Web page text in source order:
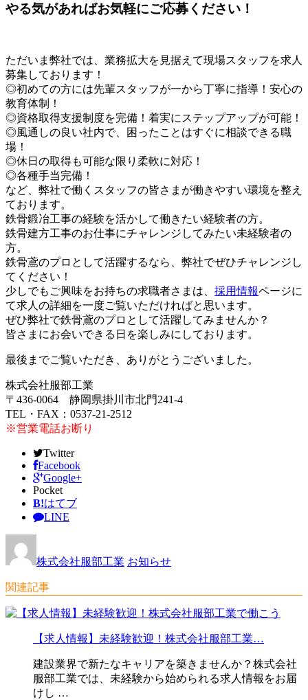
やる気があればお気軽にご応募ください！
ただいま弊社では、業務拡大を見据えて現場スタッフを求人
募集しております！
◎初めての方には先輩スタッフが一から丁寧に指導！安心の
教育体制！
◎資格取得支援制度を完備！着実にステップアップが可能！
◎風通しの良い社内で、困ったことはすぐに相談できる職
場！
◎休日の取得も可能な限り柔軟に対応！
◎各種手当完備！
など、弊社で働くスタッフの皆さまが働きやすい環境を整え
ております。
鉄骨鍛冶工事の経験を活かして働きたい経験者の方。
鉄骨建方工事のお仕事にチャレンジしてみたい未経験者の
方。
鉄骨鳶のプロとして活躍するなら、弊社でぜひチャレンジし
てください！
少しでもご興味をお持ちの求職者さまは、 採用情報ページに
て求人の詳細を一度ご覧いただければと思います。
ぜひ弊社で鉄骨鳶のプロとして活躍してみませんか？
皆さまにお会いできる日を楽しみにしております。
最後までご覧いただき、ありがとうございました。
株式会社服部工業
〒436-0064 静岡県掛川市北門241-4
TEL・FAX：0537-21-2512
※営業電話お断り
Twitter
Facebook
Google+
Pocket
B!はてブ
LINE
株式会社服部工業 お知らせ
関連記事
【求人情報】未経験歓迎！株式会社服部工業…
建設業界で新たなキャリアを築きませんか？株式会社
服部工業では、未経験から始められる求人情報をお届
けし …